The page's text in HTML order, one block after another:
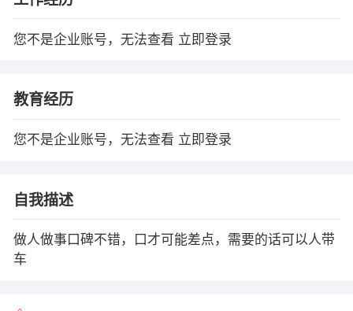
您不是企业账号，无法查看 立即登录
教育经历
您不是企业账号，无法查看 立即登录
自我描述
做人做事口碑不错，口才可能差点，需要的话可以人带
车